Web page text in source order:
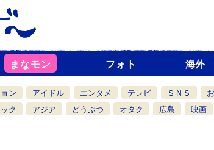
まなモン フォト 海外
ン アイドル エンタメ テレビ ＳＮＳ
ク
アジア どうぶつ オタク 広島 映画